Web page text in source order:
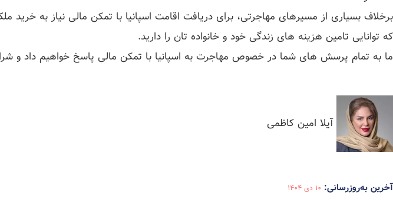
برخلاف بسیاری از مسیرهای مهاجرتی، برای دریافت اقامت اسپانیا با تمکن مالی نیاز به
که توانایی تامین هزینه های زندگی خود و خانواده تان را دارید.
ما به تمام پرسش های شما در خصوص مهاجرت به اسپانیا با تمکن مالی پاسخ خواهیم داد و
آیلا امین کاظمی
آخرین به‌روزرسانی: 10 دی 1404